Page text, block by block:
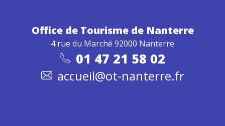
Office de Tourisme de Nanterre
4 rue du Marché 92000 Nanterre
01 47 21 58 02
accueil@ot-nanterre.fr